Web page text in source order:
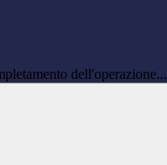
dell'operazione...